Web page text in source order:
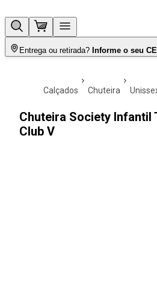
Entrega ou retirada? Informe o seu
calçados chuteira
Chuteira Society Infantil
Club V